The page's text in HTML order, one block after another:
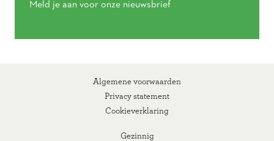
Meld je aan voor onze nieuwsbrief
Gezinnig
Algemene voorwaarden
Privacy statement
Cookieverklaring